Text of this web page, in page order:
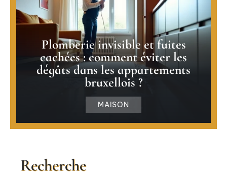
Plomberie invisible et fuites
cachées : comment éviter les
dégâts dans les appartements
bruxellois ?
MAISON
Recherche